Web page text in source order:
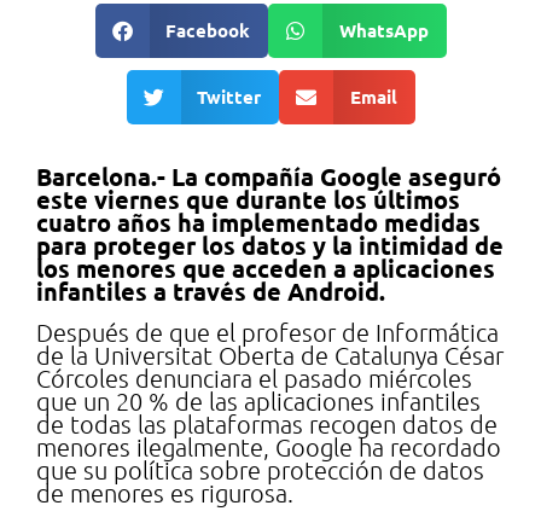
Facebook WhatsApp
Twitter Email
Barcelona.- La compañía Google aseguró
este viernes que durante los últimos
cuatro años ha implementado medidas
para proteger los datos y la intimidad de
los menores que acceden a aplicaciones
infantiles a través de Android.
Después de que el profesor de Informática
de la Universitat Oberta de Catalunya César
Córcoles denunciara el pasado miércoles
que un 20 % de las aplicaciones infantiles
de todas las plataformas recogen datos de
menores ilegalmente, Google ha recordado
que su política sobre protección de datos
de menores es rigurosa.